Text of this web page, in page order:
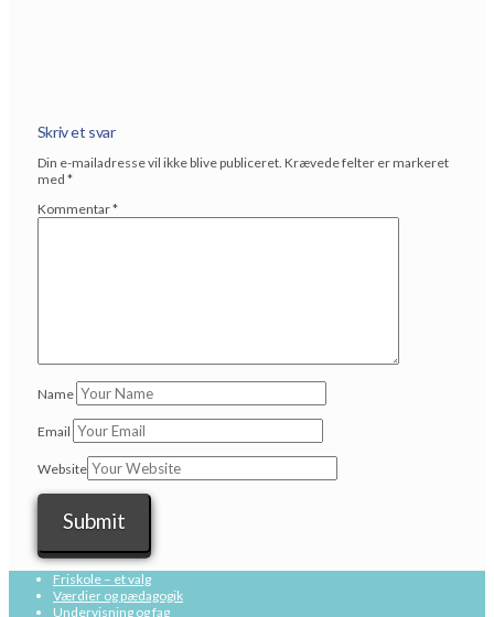
Skriv et svar
Din e-mailadresse vil ikke blive publiceret. Krævede felter er markeret
med *
Kommentar*
Name
Email
Website
Friskole – et valg
Værdier og pædagogik
Undervisning og fag